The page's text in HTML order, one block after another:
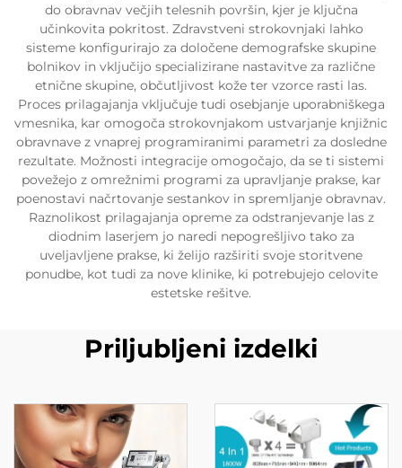
do obravnav večjih telesnih površin, kjer je ključna
učinkovita pokritost. Zdravstveni strokovnjaki lahko
sisteme konfigurirajo za določene demografske skupine
bolnikov in vključijo specializirane nastavitve za različne
etnične skupine, občutljivost kože ter vzorce rasti las.
Proces prilagajanja vključuje tudi osebjanje uporabniškega
vmesnika, kar omogoča strokovnjakom ustvarjanje knjižnic
obravnave z vnaprej programiranimi parametri za dosledne
rezultate. Možnosti integracije omogočajo, da se ti sistemi
povežejo z omrežnimi programi za upravljanje prakse, kar
poenostavi načrtovanje sestankov in spremljanje obravnav.
Raznolikost prilagajanja opreme za odstranjevanje las z
diodnim laserjem jo naredi nepogrešljivo tako za
uveljavljene prakse, ki želijo razširiti svoje storitvene
ponudbe, kot tudi za nove klinike, ki potrebujejo celovite
estetske rešitve.
Priljubljeni izdelki